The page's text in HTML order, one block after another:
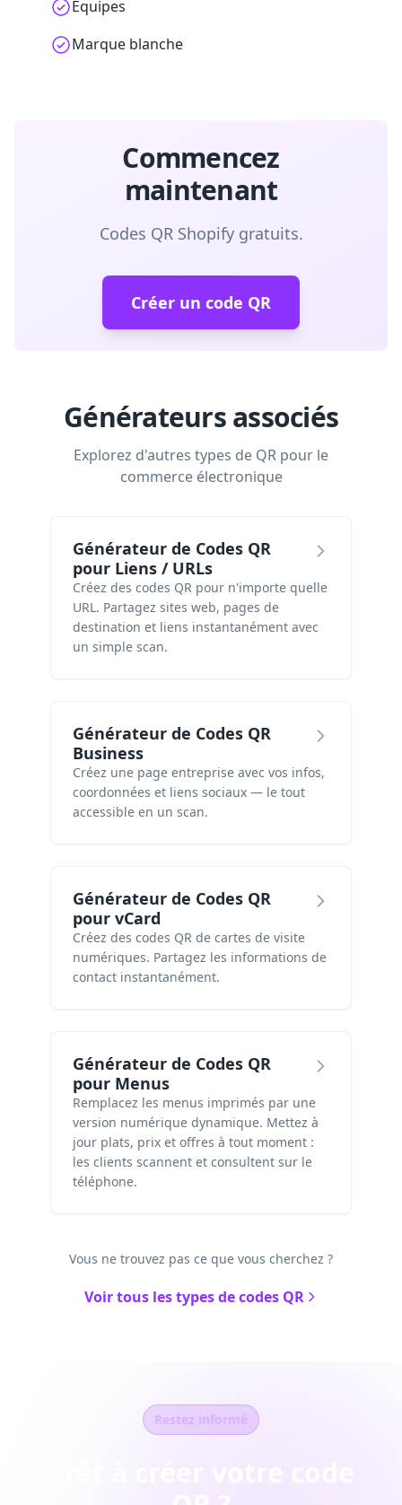
Équipes
Marque blanche
Commencez
maintenant
Codes QR Shopify gratuits.
Créer un code QR
Générateurs associés
Explorez d'autres types de QR pour le
commerce électronique
Générateur de Codes QR
pour Liens / URLs
Créez des codes QR pour n'importe quelle
URL. Partagez sites web, pages de
destination et liens instantanément avec
un simple scan.
Générateur de Codes QR
Business
Créez une page entreprise avec vos infos,
coordonnées et liens sociaux — le tout
accessible en un scan.
Générateur de Codes QR
pour vCard
Créez des codes QR de cartes de visite
numériques. Partagez les informations de
contact instantanément.
Générateur de Codes QR
pour Menus
Remplacez les menus imprimés par une
version numérique dynamique. Mettez à
jour plats, prix et offres à tout moment :
les clients scannent et consultent sur le
téléphone.
Vous ne trouvez pas ce que vous cherchez ?
Voir tous les types de codes QR
Restez informé